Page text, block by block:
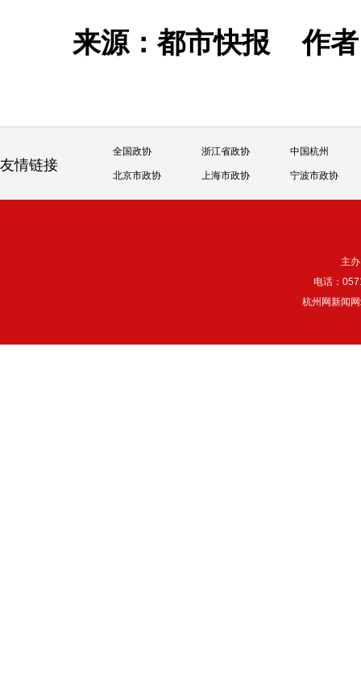
来源：都市快报作
友情链接
全国政协 浙江省政协 中国杭州
北京市政协 上海市政协 宁波市政协
主
电话：
杭州网新闻